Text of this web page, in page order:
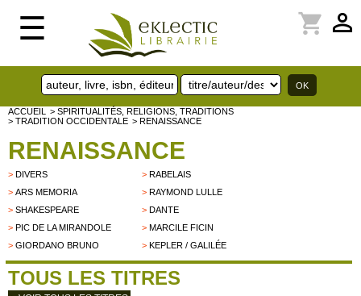
☰ perm_identity
shopping_cart
ACCUEIL
> SPIRITUALITÉS, RELIGIONS, TRADITIONS
> TRADITION OCCIDENTALE > RENAISSANCE
RENAISSANCE
> DIVERS >RABELAIS
> ARS MEMORIA >RAYMOND LULLE
> SHAKESPEARE >DANTE
> PIC DE LA MIRANDOLE >MARCILE FICIN
> GIORDANO BRUNO >KEPLER / GALILÉE
TOUS LES TITRES